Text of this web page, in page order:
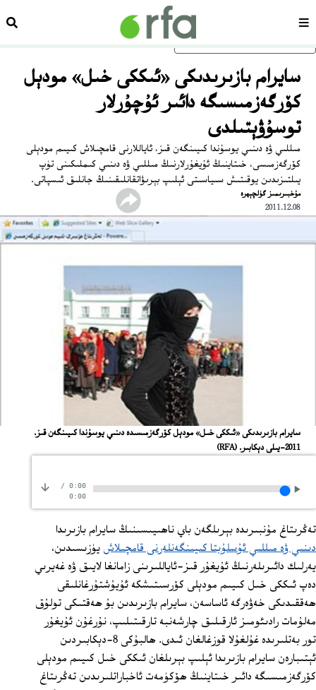
ئاساسلىق مەزمۇنغا ئاتلاڭسەھىپە
سايرام بازىرىدىكى «ئىككى خىل» مودېل
كۆرگەزمىسىگە دائىر ئۇچۇرلار
توسۇۋېتىلدى
مىللىي ۋە دىنىي يوسۇندا كىيىنگەن قىز، ئاياللارنى قامچىلاش كىيىم مودېلى
كۆرگەزمىسى، خىتاينىڭ ئۇيغۇرلارنىڭ مىللىي ۋە دىنىي كىملىكىنى تۈپ
يىلتىزىدىن يوقىتىش سىياسىتى ئېلىپ بېرىۋاتقانلىقىنىڭ جانلىق ئىسپاتى.
مۇخبىرىمىز گۈلچېھرە
2011.12.08
سايرام بازىرىدىكى «ئىككى خىل» مودېل كۆرگەزمىسىدە دىنىي يوسۇندا كىيىنگەن قىز.
2011-يىلى دېكابىر.
(RFA)
0:00
/
0:00
تەڭرىتاغ مۇنبىرىدە بېرىلگەن باي ناھىيىسىنىڭ سايرام بازىرىدا
دىنىي ۋە مىللىي ئۇسلۇبتا كىيىنگەنلەرنى قامچىلاش يۈزىسىدىن،
يەرلىك دائىرىلەرنىڭ ئۇيغۇر قىز-ئاياللىرىنى زامانغا لايىق ۋە غەيرىي
دەپ ئىككى خىل كىيىم مودېلى كۆرسىتىشكە ئۇيۇشتۇرغانلىقى
ھەققىدىكى خەۋەرگە ئاساسەن، سايرام بازىرىدىن بۇ ھەقتىكى تولۇق
مەلۇمات رادىئومىز ئارقىلىق چارشەنبە تارقىتىلىپ، نۇرغۇن ئۇيغۇر
تور بەتلىرىدە غۇلغۇلا قوزغالغان ئىدى. ھالبۇكى 8-دېكابىردىن
ئېتىبارەن سايرام بازىرىدا ئېلىپ بېرىلغان ئىككى خىل كىيىم مودېلى
كۆرگەزمىسىگە دائىر خىتاينىڭ ھۆكۈمەت ئاخباراتلىرىدىن تەڭرىتاغ